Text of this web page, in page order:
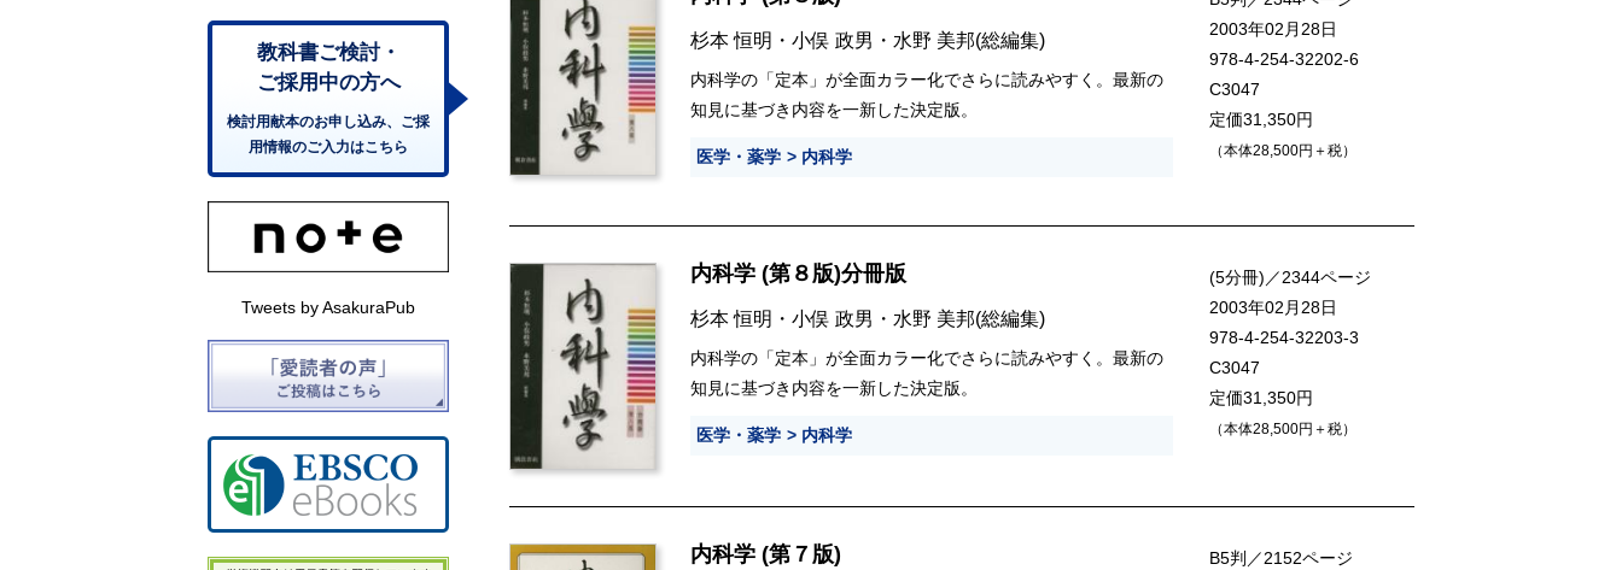
杉本 恒明 ・ 小俣 政男 ・ 水野 美邦(総編集)
内科学の「定本」が全面カラー化でさらに読みやすく。最新の
知見に基づき内容を一新した決定版。
医学・薬学 内科学
2003年02月28日
978-4-254-32202-6
C3047
定価31,350円
（本体28,500円＋税）
内科学 (第８版)分冊版
杉本 恒明 ・ 小俣 政男 ・ 水野 美邦(総編集)
内科学の「定本」が全面カラー化でさらに読みやすく。最新の
知見に基づき内容を一新した決定版。
医学・薬学 内科学
(5分冊)／2344ページ
2003年02月28日
978-4-254-32203-3
C3047
定価31,350円
（本体28,500円＋税）
内科学 (第７版)
B5判／2152ページ
教科書ご検討・
ご採用中の方へ
検討用献本のお申し込み、ご採
用情報のご入力はこちら
Tweets by AsakuraPub